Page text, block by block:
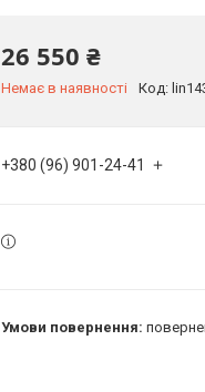
26 550 ₴
Немає в наявності Код:
+380 (96) 901-24-41